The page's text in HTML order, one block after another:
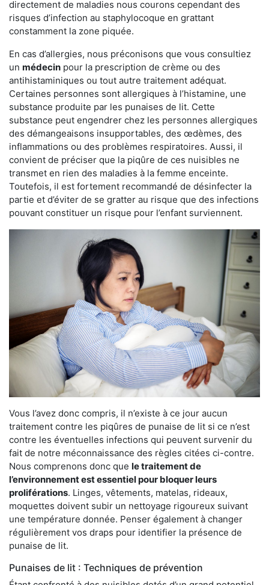
directement de maladies nous courons cependant des
risques d’infection au staphylocoque en grattant
constamment la zone piquée.
En cas d’allergies, nous préconisons que vous consultiez
un médecin pour la prescription de crème ou des
antihistaminiques ou tout autre traitement adéquat.
Certaines personnes sont allergiques à l’histamine, une
substance produite par les punaises de lit. Cette
substance peut engendrer chez les personnes allergiques
des démangeaisons insupportables, des œdèmes, des
inflammations ou des problèmes respiratoires. Aussi, il
convient de préciser que la piqûre de ces nuisibles ne
transmet en rien des maladies à la femme enceinte.
Toutefois, il est fortement recommandé de désinfecter la
partie et d’éviter de se gratter au risque que des infections
pouvant constituer un risque pour l’enfant surviennent.
Vous l’avez donc compris, il n’existe à ce jour aucun
traitement contre les piqûres de punaise de lit si ce n’est
contre les éventuelles infections qui peuvent survenir du
fait de notre méconnaissance des règles citées ci-contre.
Nous comprenons donc que le traitement de
l’environnement est essentiel pour bloquer leurs
proliférations. Linges, vêtements, matelas, rideaux,
moquettes doivent subir un nettoyage rigoureux suivant
une température donnée. Penser également à changer
régulièrement vos draps pour identifier la présence de
punaise de lit.
Punaises de lit : Techniques de prévention